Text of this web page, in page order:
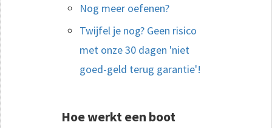
Nog meer oefenen?
Twijfel je nog? Geen risico
met onze 30 dagen 'niet
goed-geld terug garantie'!
Hoe werkt een boot